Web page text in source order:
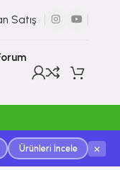
Satış
Ürünleri İncele ×